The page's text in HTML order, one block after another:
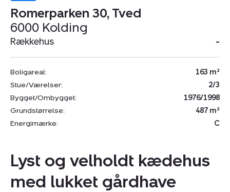
Romerparken 30, Tved
6000 Kolding
Rækkehus -
Boligareal:
163 m²
Stue/Værelser:
2/3
Bygget/Ombygget:
1976/1998
Grundstørrelse:
487 m²
Energimærke:
C
Lyst og velholdt kædehus
med lukket gårdhave